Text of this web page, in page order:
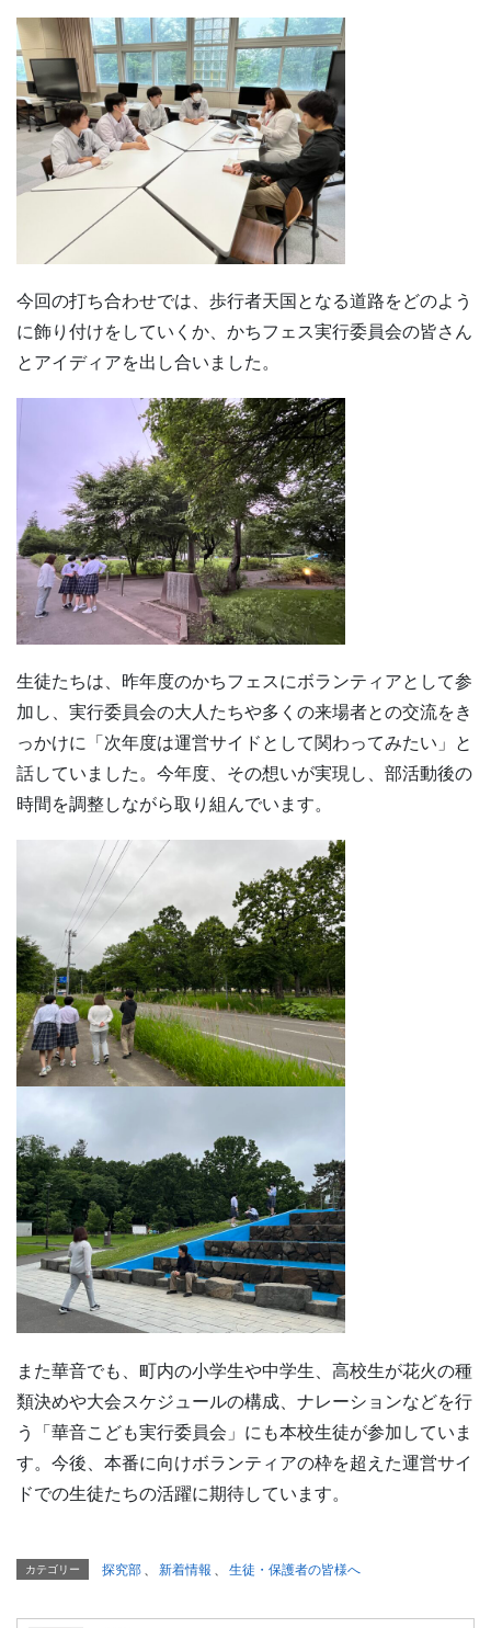
今回の打ち合わせでは、歩行者天国となる道路をどのよう
に飾り付けをしていくか、かちフェス実行委員会の皆さん
とアイディアを出し合いました。
生徒たちは、昨年度のかちフェスにボランティアとして参
加し、実行委員会の大人たちや多くの来場者との交流をき
っかけに「次年度は運営サイドとして関わってみたい」と
話していました。今年度、その想いが実現し、部活動後の
時間を調整しながら取り組んでいます。
また華音でも、町内の小学生や中学生、高校生が花火の種
類決めや大会スケジュールの構成、ナレーションなどを行
う「華音こども実行委員会」にも本校生徒が参加していま
す。今後、本番に向けボランティアの枠を超えた運営サイ
ドでの生徒たちの活躍に期待しています。
カテゴリー 探究部 新着情報 生徒・保護者の皆様へ